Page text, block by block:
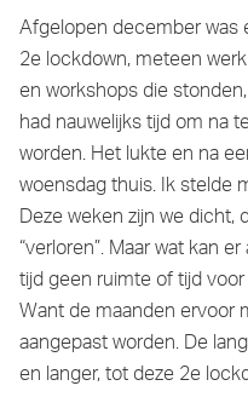
Afgelopen december was
2e lockdown, meteen
en workshops die
had nauwelijks tijd om na
worden. Het lukte en na
woensdag thuis. Ik stelde
Deze weken zijn we
“verloren”. Maar wat kan
tijd geen ruimte of tijd
Want de maanden ervoor
aangepast worden. De
en langer, tot deze 2e